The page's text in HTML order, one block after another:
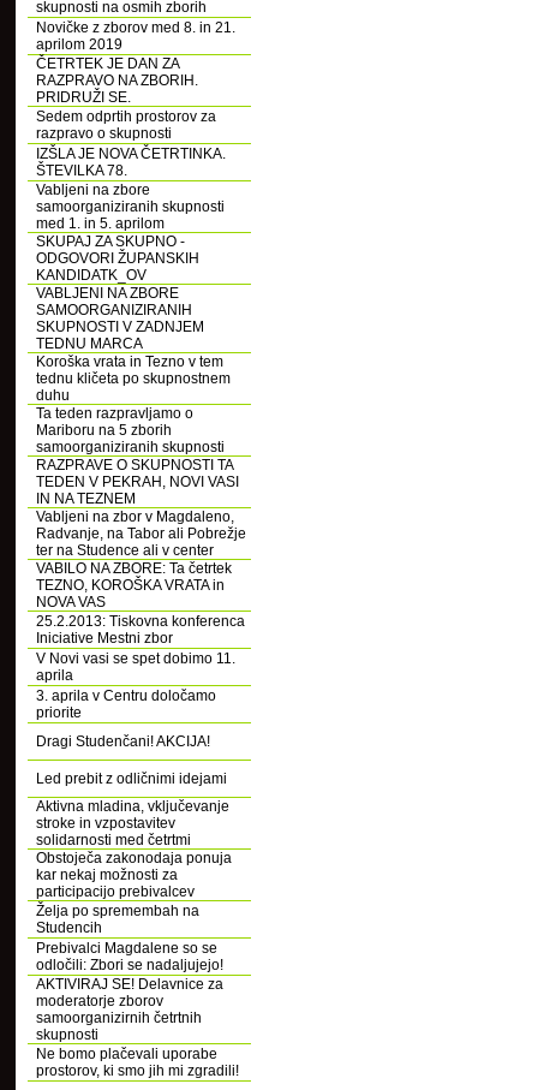
skupnosti na osmih zborih
Novičke z zborov med 8. in 21.
aprilom 2019
ČETRTEK JE DAN ZA
RAZPRAVO NA ZBORIH.
PRIDRUŽI SE.
Sedem odprtih prostorov za
razpravo o skupnosti
IZŠLA JE NOVA ČETRTINKA.
ŠTEVILKA 78.
Vabljeni na zbore
samoorganiziranih skupnosti
med 1. in 5. aprilom
SKUPAJ ZA SKUPNO -
ODGOVORI ŽUPANSKIH
KANDIDATK_OV
VABLJENI NA ZBORE
SAMOORGANIZIRANIH
SKUPNOSTI V ZADNJEM
TEDNU MARCA
Koroška vrata in Tezno v tem
tednu kličeta po skupnostnem
duhu
Ta teden razpravljamo o
Mariboru na 5 zborih
samoorganiziranih skupnosti
RAZPRAVE O SKUPNOSTI TA
TEDEN V PEKRAH, NOVI VASI
IN NA TEZNEM
Vabljeni na zbor v Magdaleno,
Radvanje, na Tabor ali Pobrežje
ter na Studence ali v center
VABILO NA ZBORE: Ta četrtek
TEZNO, KOROŠKA VRATA in
NOVA VAS
25.2.2013: Tiskovna konferenca
Iniciative Mestni zbor
V Novi vasi se spet dobimo 11.
aprila
3. aprila v Centru določamo
priorite
Dragi Studenčani! AKCIJA!
Led prebit z odličnimi idejami
Aktivna mladina, vključevanje
stroke in vzpostavitev
solidarnosti med četrtmi
Obstoječa zakonodaja ponuja
kar nekaj možnosti za
participacijo prebivalcev
Želja po spremembah na
Studencih
Prebivalci Magdalene so se
odločili: Zbori se nadaljujejo!
AKTIVIRAJ SE! Delavnice za
moderatorje zborov
samoorganizirnih četrtnih
skupnosti
Ne bomo plačevali uporabe
prostorov, ki smo jih mi zgradili!